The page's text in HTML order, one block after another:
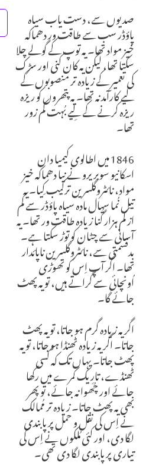
صدیوں سے، دست یاب سیاہ
پاؤڈر سب سے طاقت ور دھماکہ
خیز مواد تھا۔یہ توپ کے گولے چلا
سکتا تھا، لیکن یہ کان کنی اور سڑک
کی تعمیر کے زیادہ تر منصوبوں کے
لیے کارآمد نہ تھا۔ یہ پتھروں کو ریزہ
ریزہ کرنے کے لِیے بُہت کم زور
تھا۔
1846 میں اطالوی کیمیا دان
اسکانیو سوبریرو نے نیا دھماکہ خیز
مواد، نائٹروگلسرین ترکیب کِیا۔ یہ
تیل نُما سیال مادہ سیاہ پاؤڈر سے کم
از کم ہزار گُنا زیادہ طاقت ور تھا۔ یہ
آسانی سے چٹان کو توڑ سکتا ہے۔
بدقسمتی سے، نائٹروگلسرین ناپائدار
تھا۔ اگر آپ اِس کو تھوڑی
اُونچائی سے گراتے ہیں، تو یہ پھٹ
جائے گا۔
اگر یہ زیادہ گرم ہو جاتا، تو یہ پھٹ
جاتا۔ اگر یہ زیادہ ٹھنڈا ہو جاتا، تو یہ
پھٹ جاتا۔ یہاں تک کہ کسی
ٹھنڈے، تارِیک کمرے میں رکھا
جائے اور چُھوا نہ جائے، تو پھر
بھی یہ پھٹ جاتا۔ زیادہ تر مُمالک
نے اِس کی نقل و حمل پر پابندی
لگا دی، اور کئی مُلکوں نے اِس کی
تیاری پر پابندی لگا دی تھی۔